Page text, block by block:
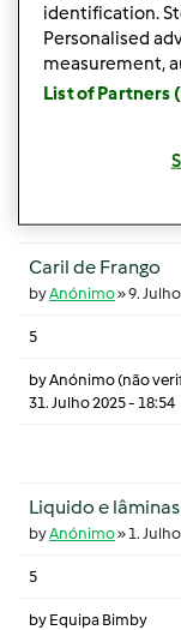
Cozer alimentos
25.
28. Junho 2014 - 12:28
Caril de Frango
byAnónimo»9.
5
byAnónimo (não
31. Julho 2025 - 18:54
Liquido e lâminas
byAnónimo»1.
5
by Equipa Bimby
identification.
Personalised
measurement,
List of Partners